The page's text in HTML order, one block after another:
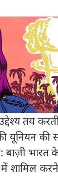
तय
यूनियन
बाज़ी
शामिल